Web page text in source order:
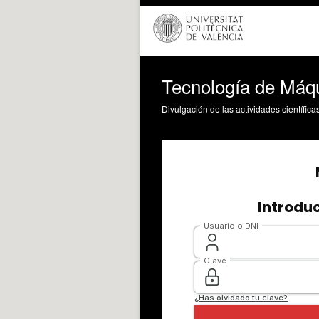
Tecnología de
Divulgación de las actividades